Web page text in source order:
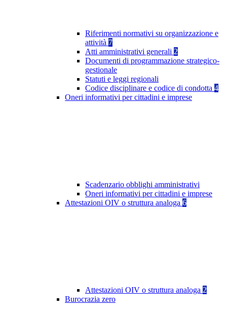
Riferimenti normativi su organizzazione e
attività 7
Atti amministrativi generali 2
Documenti di programmazione strategico-
gestionale
Statuti e leggi regionali
Codice disciplinare e codice di condotta 4
Oneri informativi per cittadini e imprese
Scadenzario obblighi amministrativi
Oneri informativi per cittadini e imprese
Attestazioni OIV o struttura analoga 6
Attestazioni OIV o struttura analoga 2
Burocrazia zero